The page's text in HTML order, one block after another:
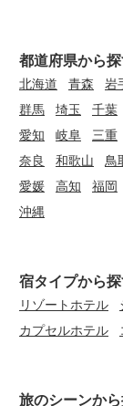
都道府県から
北海道 青森 岩
群馬 埼玉 千葉
愛知
岐阜 三重
奈良
和歌山 鳥
愛媛 高知 福岡
沖縄
宿タイプから
リゾートホテル
カプセルホテル
旅のシーンか